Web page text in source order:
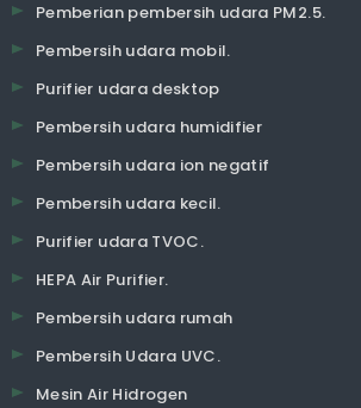
Pemberian pembersih udara PM2.5.
Pembersih udara mobil.
Purifier udara desktop
Pembersih udara humidifier
Pembersih udara ion negatif
Pembersih udara kecil.
Purifier udara TVOC.
HEPA Air Purifier.
Pembersih udara rumah
Pembersih Udara UVC.
Mesin Air Hidrogen